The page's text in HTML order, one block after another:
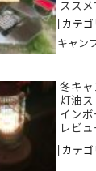
ススメ
カテゴ
キャン
冬キャ
灯油ス
イン
レビ
カテゴ